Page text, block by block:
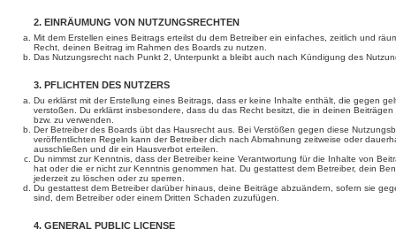
2. EINRÄUMUNG VON NUTZUNGSRECHTEN
Mit dem Erstellen eines Beitrags erteilst du dem Betreiber ein einfaches, zeitlich und
Recht, deinen Beitrag im Rahmen des Boards zu nutzen.
Das Nutzungsrecht nach Punkt 2, Unterpunkt a bleibt auch nach Kündigung des
3. PFLICHTEN DES NUTZERS
Du erklärst mit der Erstellung eines Beitrags, dass er keine Inhalte enthält, die gegen
verstoßen. Du erklärst insbesondere, dass du das Recht besitzt, die in deinen
bzw. zu verwenden.
Der Betreiber des Boards übt das Hausrecht aus. Bei Verstößen gegen diese
veröffentlichten Regeln kann der Betreiber dich nach Abmahnung zeitweise oder
ausschließen und dir ein Hausverbot erteilen.
Du nimmst zur Kenntnis, dass der Betreiber keine Verantwortung für die Inhalte von
hat oder die er nicht zur Kenntnis genommen hat. Du gestattest dem Betreiber, dein
jederzeit zu löschen oder zu sperren.
Du gestattest dem Betreiber darüber hinaus, deine Beiträge abzuändern, sofern sie
sind, dem Betreiber oder einem Dritten Schaden zuzufügen.
4. GENERAL PUBLIC LICENSE